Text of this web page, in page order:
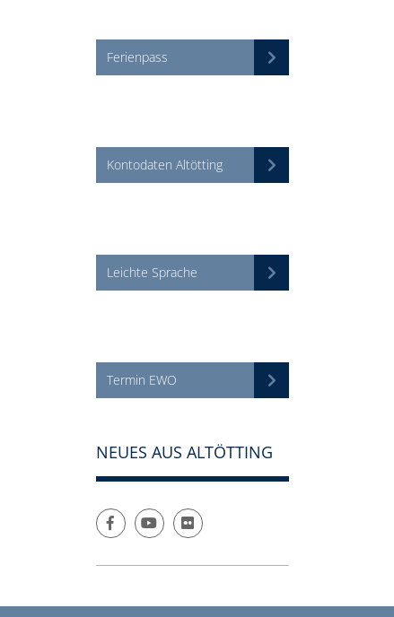
Ferienpass
Kontodaten Altötting
Leichte Sprache
Termin EWO
NEUES AUS ALTÖTTING